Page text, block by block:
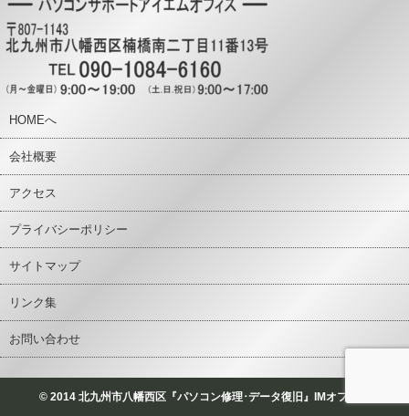
HOMEへ
会社概要
アクセス
プライバシーポリシー
サイトマップ
リンク集
お問い合わせ
© 2014 北九州市八幡西区『パソコン修理･データ復旧』IMオフィス